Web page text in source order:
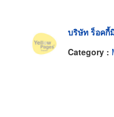
บริษัท ร็อคกี้
Category :